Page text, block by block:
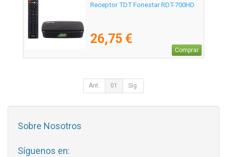
Receptor TDT Fonestar RDT-700HD
26,75 €
Comprar
Ant. 01 Sig.
Sobre Nosotros
Síguenos en: